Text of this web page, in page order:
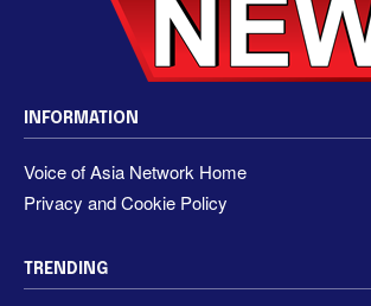
INFORMATION
Voice of Asia Network Home
Privacy and Cookie Policy
TRENDING